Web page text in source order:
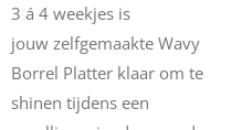
3 á 4 weekjes is
jouw zelfgemaakte Wavy
Borrel Platter klaar om te
shinen tijdens een